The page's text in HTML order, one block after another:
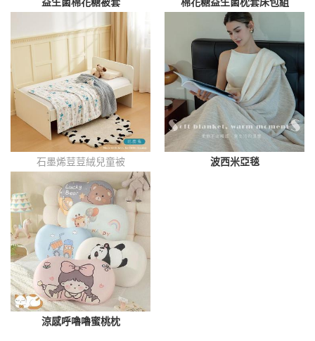
石墨烯荳荳絨兒童被 波西米亞毯
涼感呼嚕嚕蜜桃枕